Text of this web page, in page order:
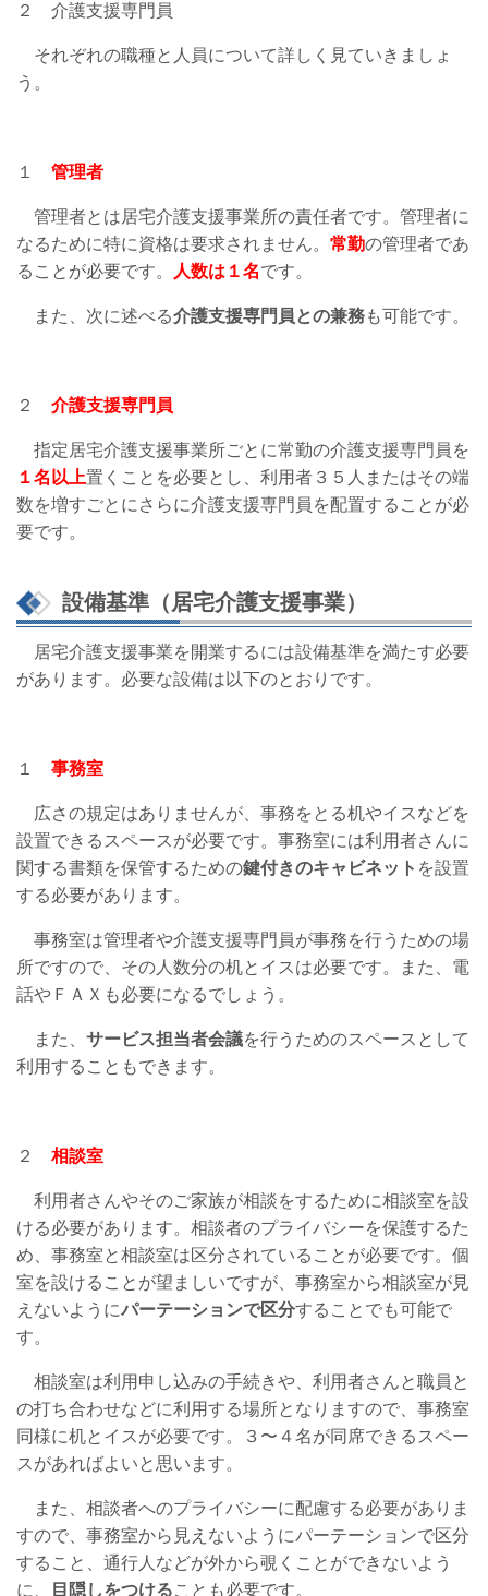
２ 介護支援専門員
それぞれの職種と人員について詳しく見ていきましょ
う。
１ 管理者
管理者とは居宅介護支援事業所の責任者です。管理者に
なるために特に資格は要求されません。 常勤の管理者であ
ることが必要です。
人数は１名です。
また、次に述べる介護支援専門員との兼務も可能です。
２ 介護支援専門員
指定居宅介護支援事業所ごとに常勤の介護支援専門員を
１名以上置くことを必要とし、利用者３５人またはその端
数を増すごとにさらに介護支援専門員を配置することが必
要です。
設備基準（居宅介護支援事業）
居宅介護支援事業を開業するには設備基準を満たす必要
があります。必要な設備は以下のとおりです。
１ 事務室
広さの規定はありませんが、事務をとる机やイスなどを
設置できるスペースが必要です。事務室には利用者さんに
関する書類を保管するための鍵付きのキャビネット を設置
する必要があります。
事務室は管理者や介護支援専門員が事務を行うための場
所ですので、その人数分の机とイスは必要です。また、電
話やＦＡＸも必要になるでしょう。
また、 サービス担当者会議を行うためのスペースとして
利用することもできます。
２ 相談室
利用者さんやそのご家族が相談をするために相談室を設
ける必要があります。相談者のプライバシーを保護するた
め、事務室と相談室は区分されていることが必要です。個
室を設けることが望ましいですが、事務室から相談室が見
えないようにパーテーションで区分することでも可能で
す。
相談室は利用申し込みの手続きや、利用者さんと職員と
の打ち合わせなどに利用する場所となりますので、事務室
同様に机とイスが必要です。３〜４名が同席できるスペー
スがあればよいと思います。
また、相談者へのプライバシーに配慮する必要がありま
すので、事務室から見えないようにパーテーションで区分
すること、通行人などが外から覗くことができないよう
に、
目隠しをつけることも必要です。